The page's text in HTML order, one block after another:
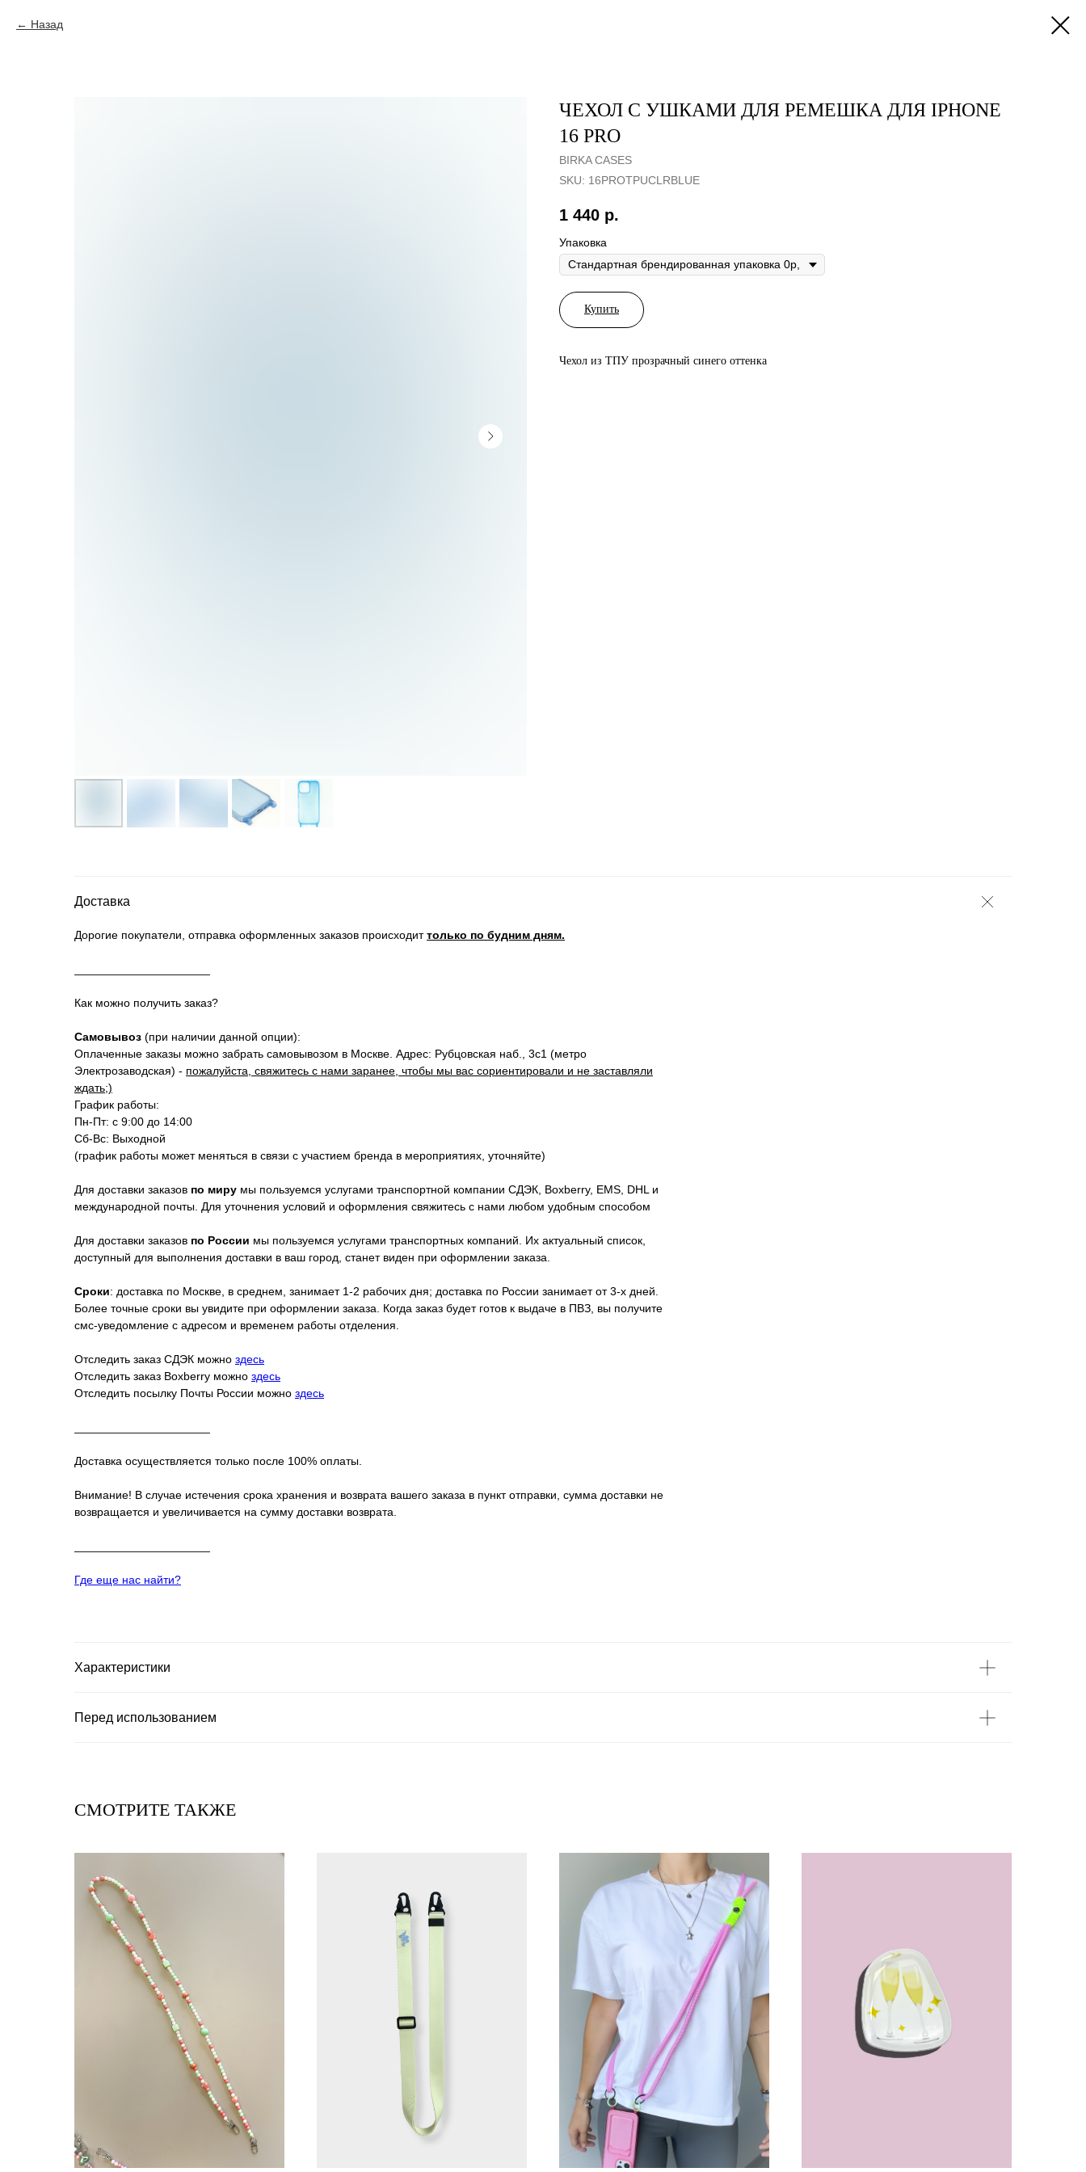
Назад
ЧЕХОЛ С УШКАМИ ДЛЯ РЕМЕШКА ДЛЯ IPHONE
16 PRO
BIRKA CASES
SKU: 16PROTPUСLRBLUE
1 440 р.
Упаковка
Купить
Чехол из ТПУ прозрачный синего оттенка
Доставка
Дорогие покупатели, отправка оформленных заказов происходиттолько по будним дням.
Как можно получить заказ?
Самовывоз (при наличии данной опции):
Оплаченные заказы можно забрать самовывозом в Москве. Адрес: Рубцовская наб., 3с1 (метро
Электрозаводская) - пожалуйста, свяжитесь с нами заранее, чтобы мы вас сориентировали и не заставляли
ждать;)
График работы:
Пн-Пт: с 9:00 до 14:00
Сб-Вс: Выходной
(график работы может меняться в связи с участием бренда в мероприятиях, уточняйте)
Для доставки заказов по миру мы пользуемся услугами транспортной компании СДЭК, Boxberry, EMS, DHL и
международной почты. Для уточнения условий и оформления свяжитесь с нами любом удобным способом
Для доставки заказов по России мы пользуемся услугами транспортных компаний. Их актуальный список,
доступный для выполнения доставки в ваш город, станет виден при оформлении заказа.
Сроки: доставка по Москве, в среднем, занимает 1-2 рабочих дня; доставка по России занимает от 3-х дней.
Более точные сроки вы увидите при оформлении заказа. Когда заказ будет готов к выдаче в ПВЗ, вы получите
смс-уведомление с адресом и временем работы отделения.
Отследить заказ СДЭК можно здесь
Отследить заказ Boxberry можно здесь
Отследить посылку Почты России можно здесь
Доставка осуществляется только после 100% оплаты.
Внимание! В случае истечения срока хранения и возврата вашего заказа в пункт отправки, сумма доставки не
возвращается и увеличивается на сумму доставки возврата.
Где еще нас найти?
Характеристики
Перед использованием
СМОТРИТЕ ТАКЖЕ